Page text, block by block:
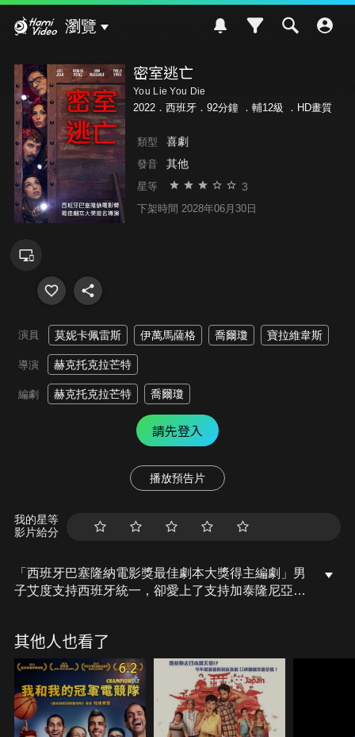
瀏覽
密室逃亡
You Lie You Die
2022．西班牙．92分鐘 ． 輔12級 ．HD畫質
類型 喜劇
發音 其他
星等 3
下架時間 2028年06月30日
演員 莫妮卡佩雷斯 伊萬馬薩格 喬爾瓊 寶拉維韋斯
導演 赫克托克拉芒特
編劇 赫克托克拉芒特 喬爾瓊
請先登入
播放預告片
我的星等
影片給分
「西班牙巴塞隆納電影獎最佳劇本大獎得主編劇」男
子艾度支持西班牙統一，卻愛上了支持加泰隆尼亞獨
遊戲，測驗彼此的愛情和友情，卻意外來到連續殺人
魔德國納粹人體實驗博士，真的會死人的密室逃脫..
其他人也看了
6.2